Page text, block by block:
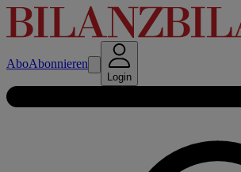
AboAbonnieren
Login